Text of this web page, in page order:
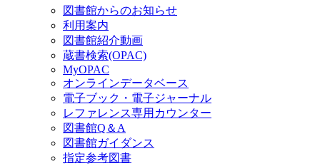
図書館からのお知らせ
利用案内
図書館紹介動画
蔵書検索(OPAC)
MyOPAC
オンラインデータベース
電子ブック・電子ジャーナル
レファレンス専用カウンター
図書館Q＆A
図書館ガイダンス
指定参考図書